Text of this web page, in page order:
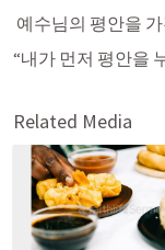
예수님의 평안을
“내가 먼저 평안을
Related Media